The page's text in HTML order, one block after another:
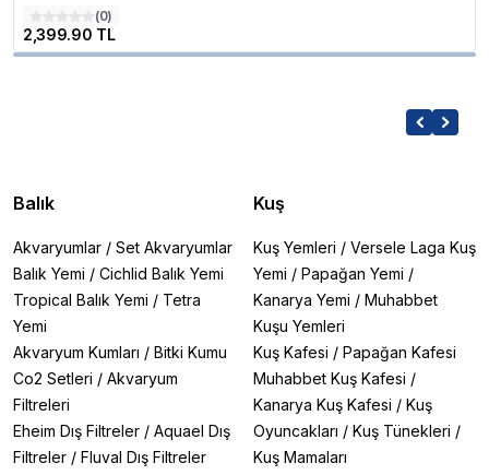
(0)
2,399.90 TL
Balık
Akvaryumlar / Set Akvaryumlar
Balık Yemi / Cichlid Balık Yemi
Tropical Balık Yemi / Tetra
Yemi
Akvaryum Kumları / Bitki Kumu
Co2 Setleri / Akvaryum
Filtreleri
Eheim Dış Filtreler / Aquael Dış
Filtreler / Fluval Dış Filtreler
Kuş
Kuş Yemleri / Versele Laga Kuş
Yemi / Papağan Yemi /
Kanarya Yemi / Muhabbet
Kuşu Yemleri
Kuş Kafesi / Papağan Kafesi
Muhabbet Kuş Kafesi /
Kanarya Kuş Kafesi / Kuş
Oyuncakları / Kuş Tünekleri /
Kuş Mamaları